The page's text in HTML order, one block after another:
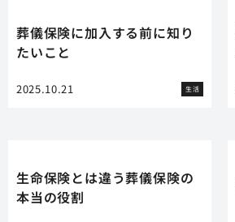
葬儀保険に加入する前に知り
たいこと
2025.10.21 生活
生命保険とは違う葬儀保険の
本当の役割